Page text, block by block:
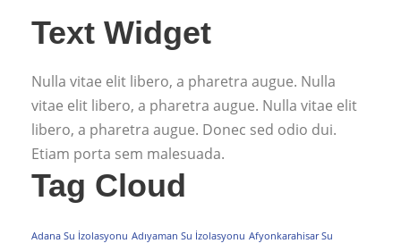
Text Widget
Nulla vitae elit libero, a pharetra augue. Nulla
vitae elit libero, a pharetra augue. Nulla vitae elit
libero, a pharetra augue. Donec sed odio dui.
Etiam porta sem malesuada.
Tag Cloud
Adana Su İzolasyonu Adıyaman Su İzolasyonu Afyonkarahisar Su